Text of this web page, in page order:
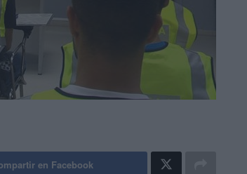
en Facebook